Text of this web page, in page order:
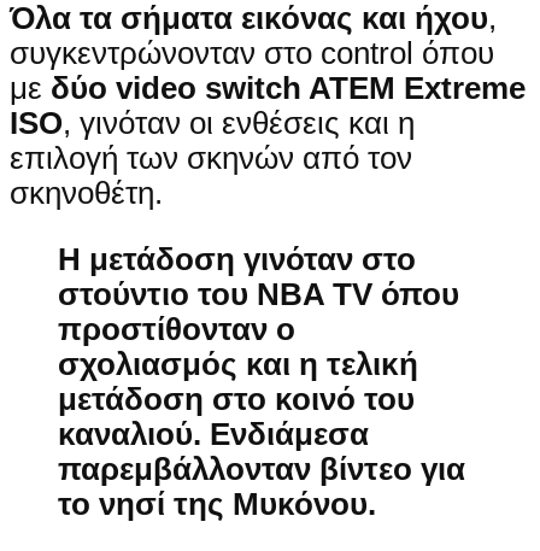
Όλα τα σήματα εικόνας και ήχου,
συγκεντρώνονταν στο control όπου
με δύο video switch ATEM Extreme
ISO, γινόταν οι ενθέσεις και η
επιλογή των σκηνών από τον
σκηνοθέτη.
Η μετάδοση γινόταν στο
στούντιο του NBA TV όπου
προστίθονταν ο
σχολιασμός και η τελική
μετάδοση στο κοινό του
καναλιού. Ενδιάμεσα
παρεμβάλλονταν βίντεο για
το νησί της Μυκόνου.